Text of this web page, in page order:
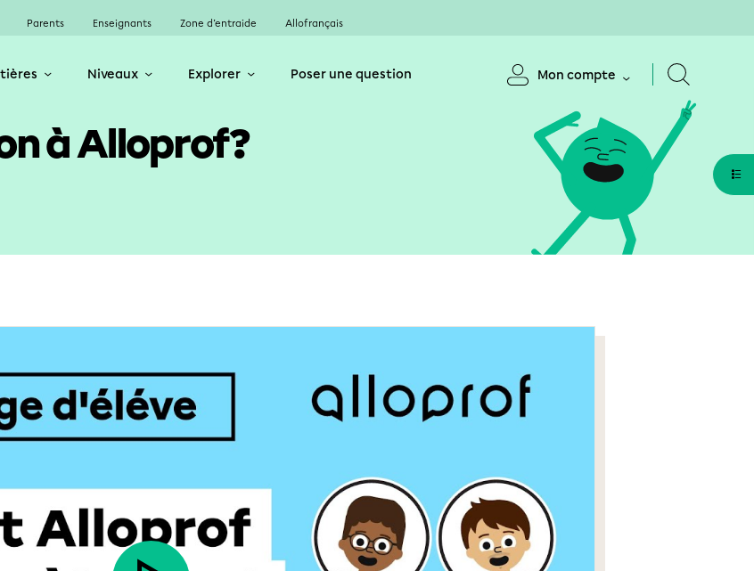
Parents Enseignants Zone d’entraide Allofrançais
Niveaux Explorer Poser une question Mon compte
à Alloprof?